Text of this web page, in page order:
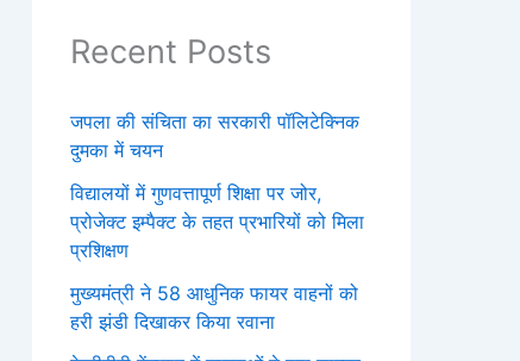
Recent Posts
जपला की संचिता का सरकारी पॉलिटेक्निक
दुमका में चयन
विद्यालयों में गुणवत्तापूर्ण शिक्षा पर जोर,
प्रोजेक्ट इम्पैक्ट के तहत प्रभारियों को मिला
प्रशिक्षण
मुख्यमंत्री ने 58 आधुनिक फायर वाहनों को
हरी झंडी दिखाकर किया रवाना